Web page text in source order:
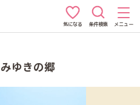
気になる 条件検索 メニュー
ゆきの郷